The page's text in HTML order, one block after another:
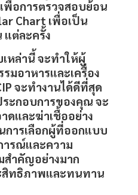
อการตรวจสอบย้อน
Chart เพื่อเป็น
แต่ละครั้ง
หล่านี้ จะทำให้ผู้
มอาหารและเครื่อง
จะทำงานได้ดีที่สุด
ะกอบการของคุณ จะ
ดและฆ่าเชื้ออย่าง
การเลือกผู้ที่ออกแบบ
รณ์และความ
สำคัญอย่างมาก
สิทธิภาพและทนทาน